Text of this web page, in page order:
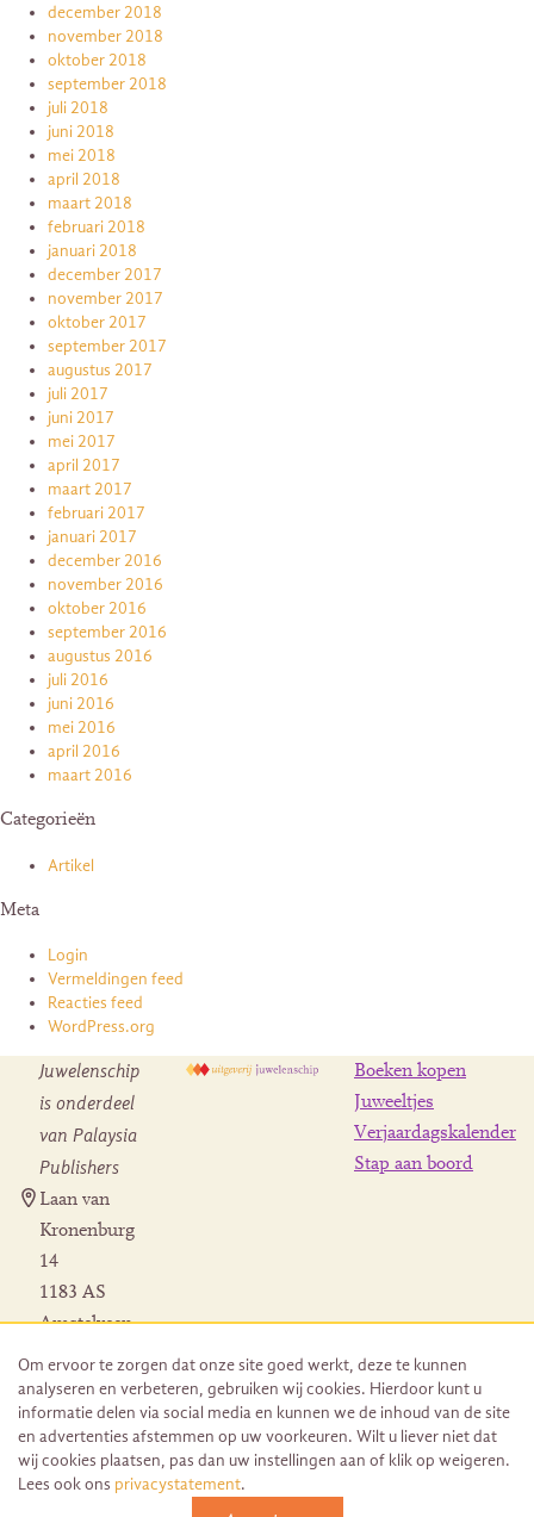
december 2018
november 2018
oktober 2018
september 2018
juli 2018
juni 2018
mei 2018
april 2018
maart 2018
februari 2018
januari 2018
december 2017
november 2017
oktober 2017
september 2017
augustus 2017
juli 2017
juni 2017
mei 2017
april 2017
maart 2017
februari 2017
januari 2017
december 2016
november 2016
oktober 2016
september 2016
augustus 2016
juli 2016
juni 2016
mei 2016
april 2016
maart 2016
Categorieën
Artikel
Meta
Login
Vermeldingen feed
Reacties feed
WordPress.org
Juwelenschip
is onderdeel
van Palaysia
Publishers
Laan van
Kronenburg
14
1183 AS
Amstelveen
Herroeping
bestelling
Boeken kopen
Juweeltjes
Verjaardagskalender
Stap aan boord
Om ervoor te zorgen dat onze site goed werkt, deze te kunnen
analyseren en verbeteren, gebruiken wij cookies. Hierdoor kunt u
informatie delen via social media en kunnen we de inhoud van de site
en advertenties afstemmen op uw voorkeuren. Wilt u liever niet dat
wij cookies plaatsen, pas dan uw instellingen aan of klik op weigeren.
Lees ook ons privacystatement.